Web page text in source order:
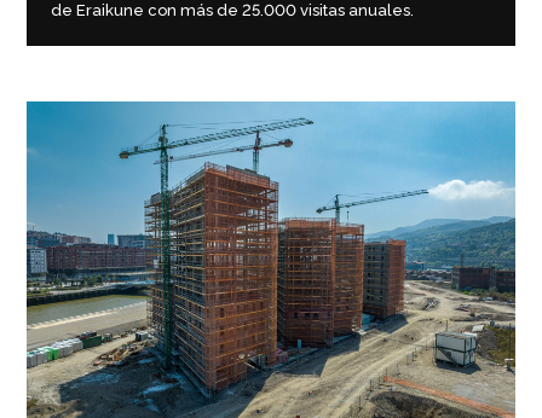
de Eraikune con más de 25.000 visitas anuales.